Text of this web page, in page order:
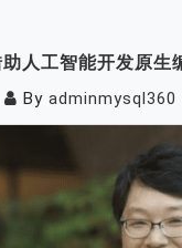
人工智能开发原生
By adminmysql360